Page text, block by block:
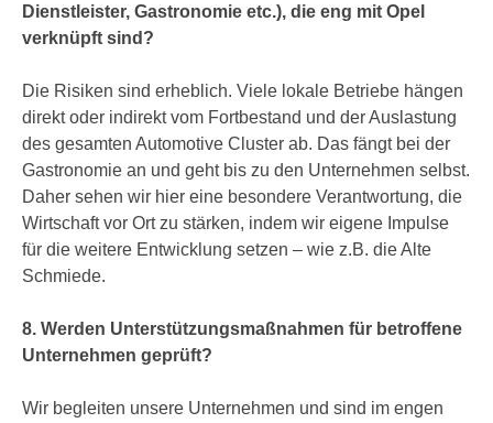
Dienstleister, Gastronomie etc.), die eng mit Opel
verknüpft sind?
Die Risiken sind erheblich. Viele lokale Betriebe hängen
direkt oder indirekt vom Fortbestand und der Auslastung
des gesamten Automotive Cluster ab. Das fängt bei der
Gastronomie an und geht bis zu den Unternehmen selbst.
Daher sehen wir hier eine besondere Verantwortung, die
Wirtschaft vor Ort zu stärken, indem wir eigene Impulse
für die weitere Entwicklung setzen – wie z.B. die Alte
Schmiede.
8. Werden Unterstützungsmaßnahmen für betroffene
Unternehmen geprüft?
Wir begleiten unsere Unternehmen und sind im engen